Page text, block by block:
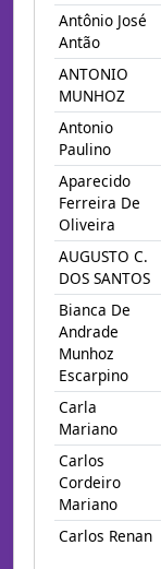
Antônio José
Antão
ANTONIO
MUNHOZ
Antonio
Paulino
Aparecido
Ferreira De
Oliveira
AUGUSTO C.
DOS SANTOS
Bianca De
Andrade
Munhoz
Escarpino
Carla
Mariano
Carlos
Cordeiro
Mariano
Carlos Renan